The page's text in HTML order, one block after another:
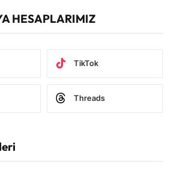
HESAPLARIMIZ
TikTok
Threads